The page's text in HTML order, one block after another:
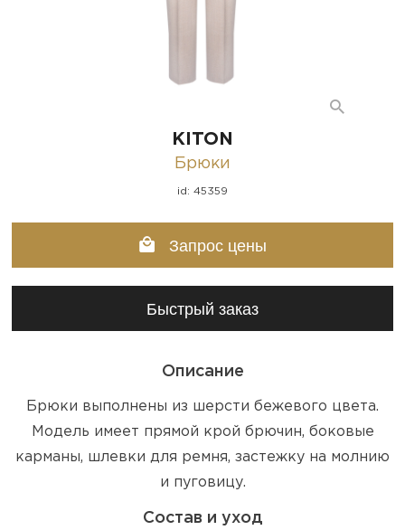
KITON
Брюки
id: 45359
Запрос цены
Быстрый заказ
Описание
Брюки выполнены из шерсти бежевого цвета.
Модель имеет прямой крой брючин, боковые
карманы, шлевки для ремня, застежку на молнию
и пуговицу.
Состав и уход